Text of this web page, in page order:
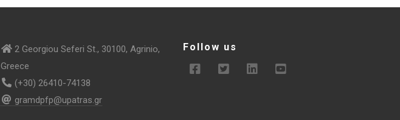
2 Georgiou Seferi St., 30100, Agrinio,
Greece
(+30) 26410-74138
gramdpfp@upatras.gr
Follow us